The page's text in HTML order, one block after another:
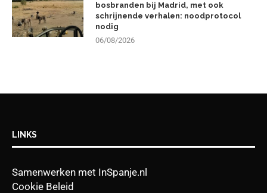
bosbranden bij Madrid, met ook
schrijnende verhalen: noodprotocol
nodig
06/08/2026
LINKS
Samenwerken met InSpanje.nl
Cookie Beleid